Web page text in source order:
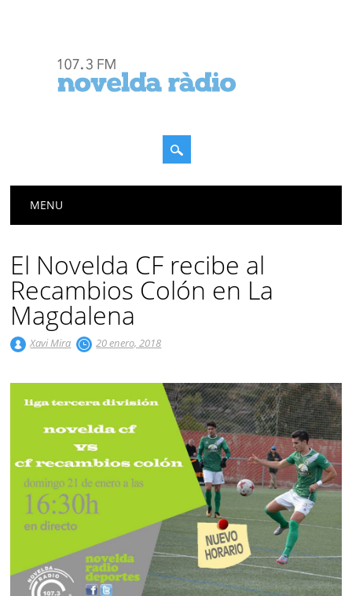
Menú principal
MENU
El Novelda CF recibe al
Recambios Colón en La
Magdalena
Xavi Mira 20 enero, 2018